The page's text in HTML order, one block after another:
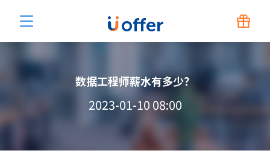
数据工程师薪水有多少？
2023-01-10 08:00